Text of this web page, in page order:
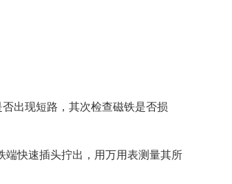
出现短路，其次检查磁铁是否损
端快速插头拧出，用万用表测量其所